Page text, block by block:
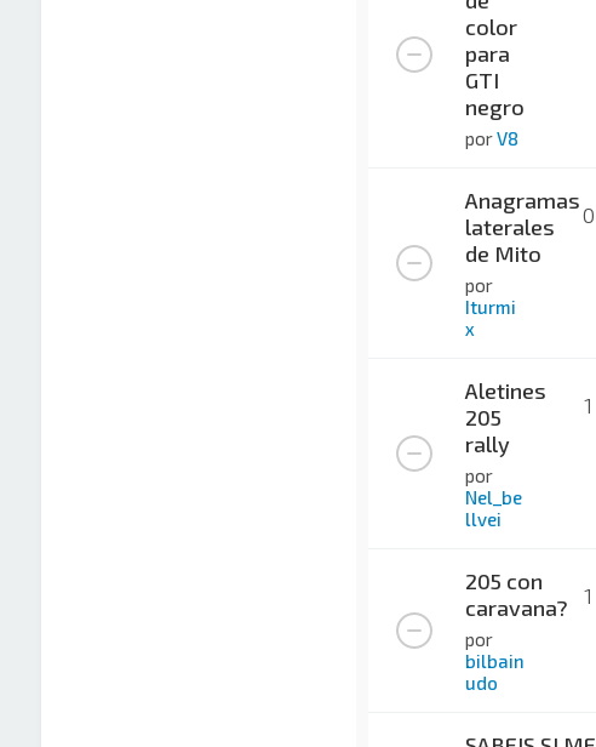
color
para
GTI
negro
porV8
Anagramas
laterales
de Mito
por
Iturmi
x
0
Aletines
205
rally
por
Nel_be
llvei
1
205 con
caravana?
por
bilbain
udo
1